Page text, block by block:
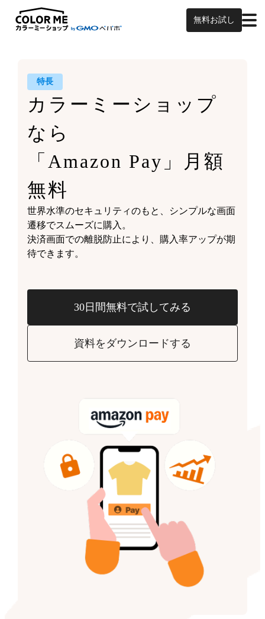
無料お試し
特長
カラーミーショップ
なら
「Amazon Pay」月額
無料
世界水準のセキュリティのもと、シンプルな画面
遷移でスムーズに購入。
決済画面での離脱防止により、購入率アップが期
待できます。
30日間無料で試してみる
資料をダウンロードする